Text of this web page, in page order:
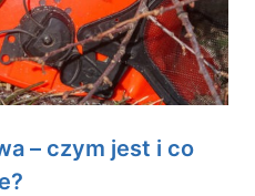
– czym jest i co